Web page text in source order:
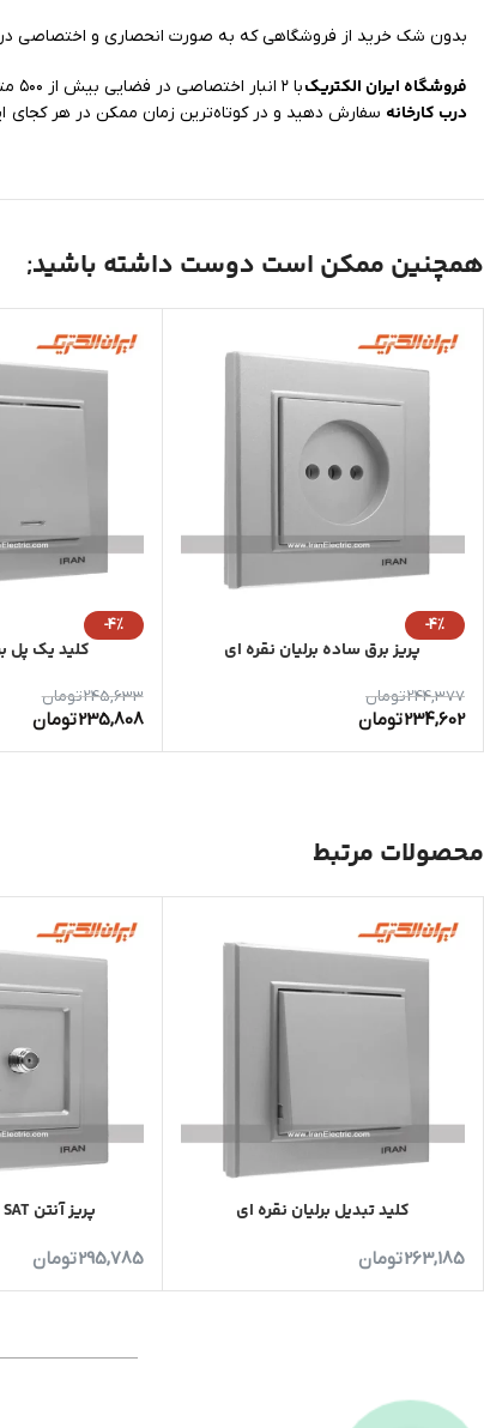
بدون شک خرید از فروشگاهی که به صورت انحصاری و اختصاصی در
فروشگاه ایران الکتریکبا ۲ انبار اختصاصی در فضایی بیش از ۵۰۰ متر و موجود داشتن تمامی مدل‌ها امکان ارسال خرید شما به سراسر کشور را فراهم کرده است. شما می‌توانید کالای مورد نیاز خود را با
درب کارخانه سفارش دهید و در کوتاه‌ترین زمان ممکن در هر کجای
همچنین ممکن است دوست داشته باشید;
-4%
پریز برق ساده برلیان نقره ای
244,377تومان
234,602تومان
-4%
کلید یک پل
245,633تومان
235,808تومان
محصولات مرتبط
کلید تبدیل برلیان نقره ای
263,185تومان
پریز آنتن SAT برلیان نقره ای
295,785تومان